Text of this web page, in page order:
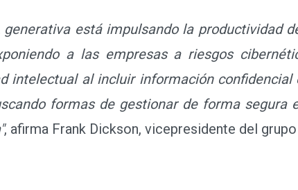
está impulsando la productividad
a las empresas a riesgos
intelectual al incluir información
formas de gestionar de forma
, afirma Frank Dickson, vicepresidente del